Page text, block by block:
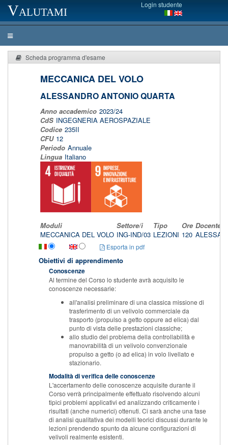
Valutami Login studente
Scheda programma d'esame
MECCANICA DEL VOLO
ALESSANDRO ANTONIO QUARTA
Anno accademico 2023/24
CdS INGEGNERIA AEROSPAZIALE
Codice 235II
CFU 12
Periodo Annuale
Lingua Italiano
Moduli Settore/i Tipo Ore Docente/i
MECCANICA DEL VOLO ING-IND/03 LEZIONI 120
Esporta in pdf
Obiettivi di apprendimento
Conoscenze
Al termine del Corso lo studente avrà acquisito le
conoscenze necessarie:
all'analisi preliminare di una classica missione di
trasferimento di un velivolo commerciale da
trasporto (propulso a getto oppure ad elica) dal
punto di vista delle prestazioni classiche;
allo studio del problema della controllabilità e
manovrabilità di un velivolo convenzionale
propulso a getto (o ad elica) in volo livellato e
stazionario.
Modalità di verifica delle conoscenze
L'accertamento delle conoscenze acquisite durante il
Corso verrà principalmente effettuato risolvendo alcuni
tipici problemi applicativi ed analizzando criticamente i
risultati (anche numerici) ottenuti. Ci sarà anche una fase
di analisi qualitativa dei modelli teorici discussi durante le
lezioni prendendo spunto da alcune configurazioni di
velivoli realmente esistenti.